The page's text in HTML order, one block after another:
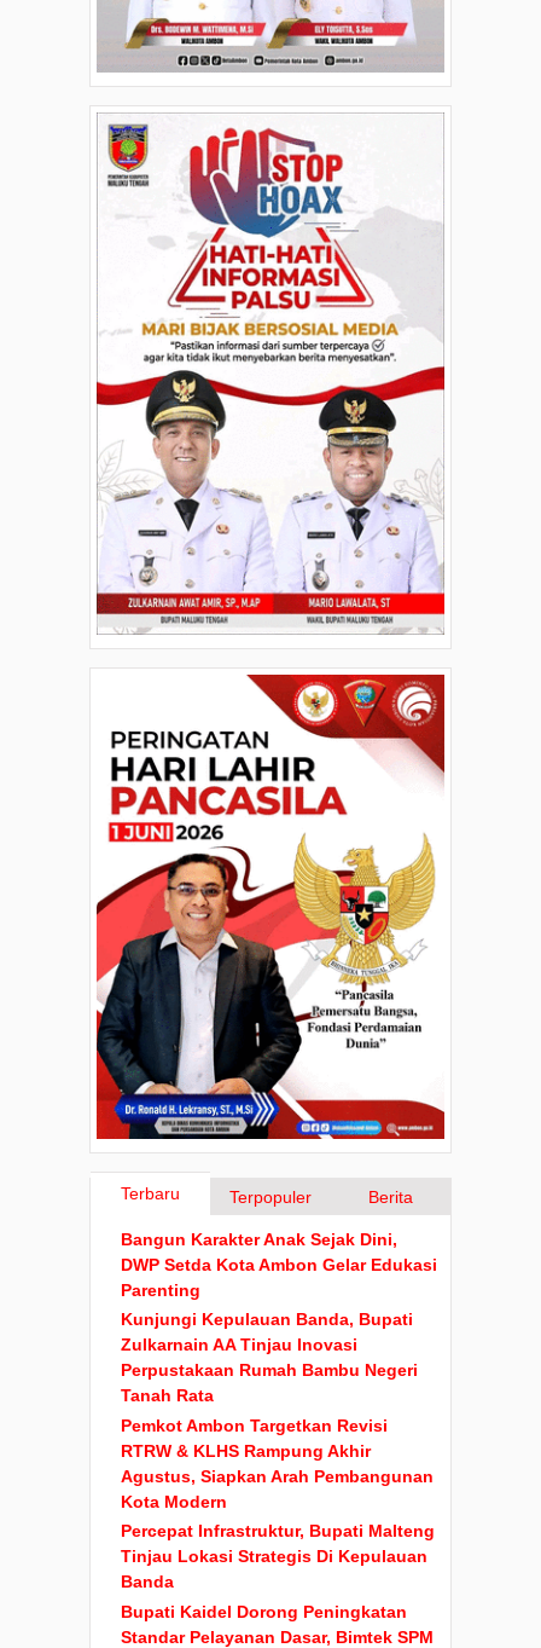
Terbaru Terpopuler Berita
Bangun Karakter Anak Sejak Dini,
DWP Setda Kota Ambon Gelar Edukasi
Parenting
Kunjungi Kepulauan Banda, Bupati
Zulkarnain AA Tinjau Inovasi
Perpustakaan Rumah Bambu Negeri
Tanah Rata
Pemkot Ambon Targetkan Revisi
RTRW & KLHS Rampung Akhir
Agustus, Siapkan Arah Pembangunan
Kota Modern
Percepat Infrastruktur, Bupati Malteng
Tinjau Lokasi Strategis Di Kepulauan
Banda
Bupati Kaidel Dorong Peningkatan
Standar Pelayanan Dasar, Bimtek SPM